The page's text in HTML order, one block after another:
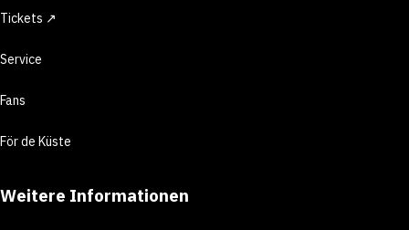
Tickets ↗
Service
Fans
För de Küste
Weitere Informationen